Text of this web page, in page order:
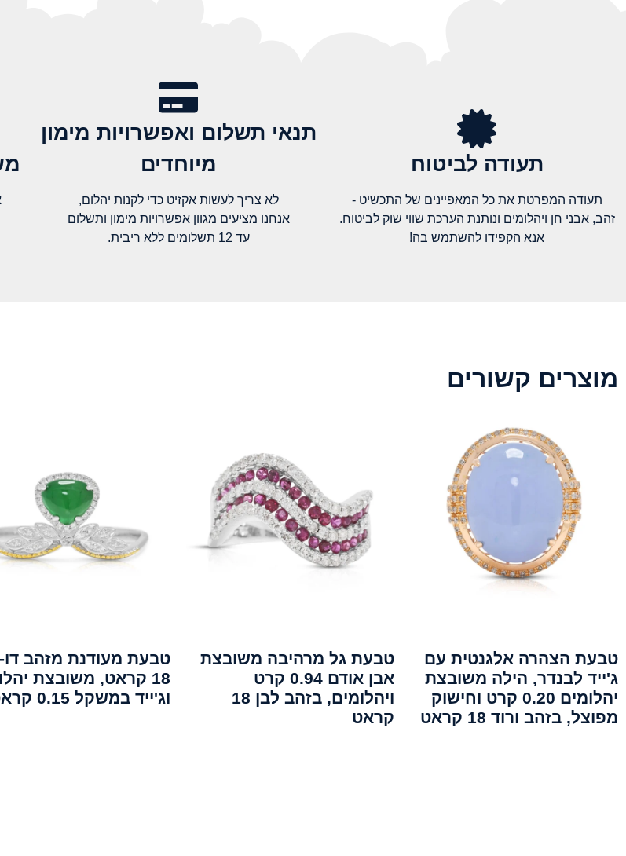
תעודה לביטוח
תעודה המפרטת את כל המאפיינים של התכשיט -
זהב, אבני חן ויהלומים ונותנת הערכת שווי שוק לביטוח.
אנא הקפידו להשתמש בה!
תנאי תשלום ואפשרויות מימון
מיוחדים
לא צריך לעשות אקזיט כדי לקנות יהלום,
אנחנו מציעים מגוון אפשרויות מימון ותשלום
עד 12 תשלומים ללא ריבית.
מוצרים קשורים
טבעת הצהרה אלגנטית עם
ג'ייד לבנדר, הילה משובצת
יהלומים 0.20 קרט וחישוק
מפוצל, בזהב ורוד 18 קראט
טבעת גל מרהיבה משובצת
אבן אודם 0.94 קרט
ויהלומים, בזהב לבן 18
קראט
טבעת מעודנת מזהב דו-
18 קראט, משובצת
וג'ייד במשקל 0.15 קראט